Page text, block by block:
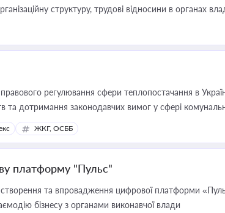
структуру, трудові відносини в органах
регулювання сфери теплопостачання в
та дотримання законодавчих вимог у сфері
ЖКГ, ОСББ
платформу "Пульс"
та впровадження цифрової платформи
бізнесу з органами виконавчої влади